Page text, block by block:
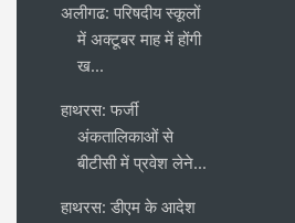
अलीगढ: परिषदीय स्कूलों
में अक्टूबर माह में होंगी
ख...
हाथरस: फर्जी
अंकतालिकाओं से
बीटीसी में प्रवेश लेने...
हाथरस: डीएम के आदेश